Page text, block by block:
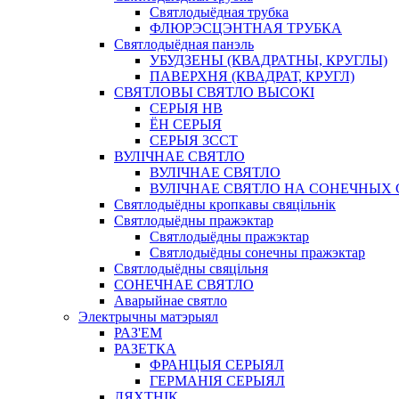
Святлодыёдная трубка
ФЛЮРЭСЦЭНТНАЯ ТРУБКА
Святлодыёдная панэль
УБУДЗЕНЫ (КВАДРАТНЫ, КРУГЛЫ)
ПАВЕРХНЯ (КВАДРАТ, КРУГЛ)
СВЯТЛОВЫ СВЯТЛО ВЫСОКІ
СЕРЫЯ HB
ЁН СЕРЫЯ
СЕРЫЯ 3CCT
ВУЛІЧНАЕ СВЯТЛО
ВУЛІЧНАЕ СВЯТЛО
ВУЛІЧНАЕ СВЯТЛО НА СОНЕЧНЫХ
Святлодыёдны кропкавы свяцільнік
Святлодыёдны пражэктар
Святлодыёдны пражэктар
Святлодыёдны сонечны пражэктар
Святлодыёдны свяцільня
СОНЕЧНАЕ СВЯТЛО
Аварыйнае святло
Электрычны матэрыял
РАЗ'ЕМ
РАЗЕТКА
ФРАНЦЫЯ СЕРЫЯЛ
ГЕРМАНІЯ СЕРЫЯЛ